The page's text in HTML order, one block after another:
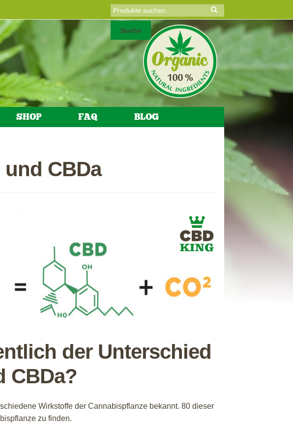
Suche nach:
Suche
SHOP FAQ BLOG
CBDa
der Unterschied
CBDa?
Wirkstoffe der Cannabispflanze bekannt. 80 dieser
zu finden.